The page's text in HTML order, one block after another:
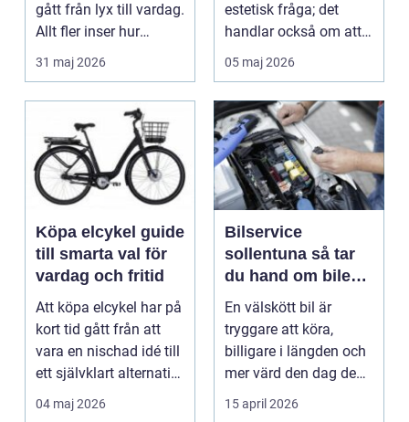
gått från lyx till vardag.
Allt fler inser hur
smidigt det ä...
31 maj 2026
estetisk fråga; det
handlar också om att
förstå hur val av ...
05 maj 2026
Köpa elcykel guide
till smarta val för
vardag och fritid
Att köpa elcykel har på
kort tid gått från att
vara en nischad idé till
ett självklart alternativ
fö...
04 maj 2026
Bilservice
sollentuna så tar
du hand om bilen
på rätt sätt
En välskött bil är
tryggare att köra,
billigare i längden och
mer värd den dag den
ska säljas. Många...
15 april 2026